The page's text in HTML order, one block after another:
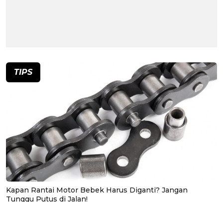
TIPS
Kapan Rantai Motor Bebek Harus Diganti? Jangan
Tunggu Putus di Jalan!